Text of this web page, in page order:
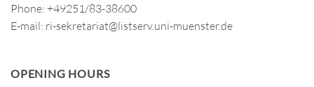
Phone: +49251/83-38600
E-mail: ri-sekretariat@listserv.uni-muenster.de
OPENING HOURS